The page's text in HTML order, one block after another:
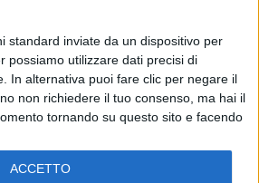
standard inviate da un dispositivo per
possiamo utilizzare dati precisi di
In alternativa puoi fare clic per negare il
non richiedere il tuo consenso, ma hai il
tornando su questo sito e facendo
ACCETTO